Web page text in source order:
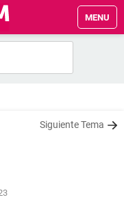
MENU
Siguiente Tema